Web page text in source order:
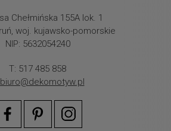
Chełmińska 155A lok. 1
woj. kujawsko-pomorskie
NIP: 5632054240
T: 517 485 858
biuro@dekomotyw.pl